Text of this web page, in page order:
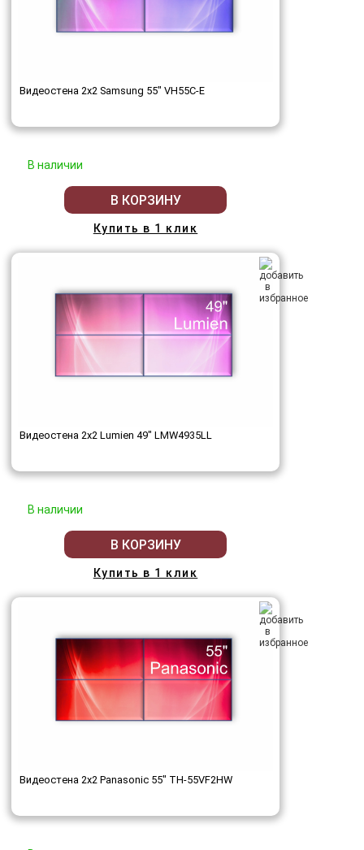
Видеостена 2x2 Samsung 55" VH55C-E
В наличии
В КОРЗИНУ
Купить в 1 клик
Видеостена 2x2 Lumien 49" LMW4935LL
В наличии
В КОРЗИНУ
Купить в 1 клик
Видеостена 2x2 Panasonic 55" TH-55VF2HW